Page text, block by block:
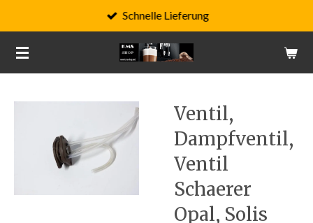
Hauptinhalt
springen
Schnelle Lieferung
Ventil,
Dampfventil,
Ventil
Schaerer
Opal, Solis